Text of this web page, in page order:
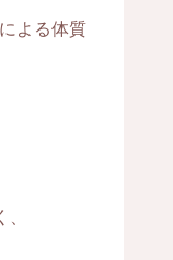
よる体質